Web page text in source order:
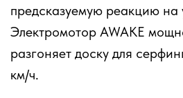
предсказуемую реакцию на
Электромотор AWAKE
разгоняет доску для
км/ч.